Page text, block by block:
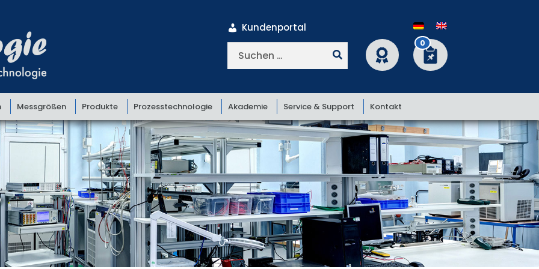
Kundenportal
Suchen
0
Messgrößen Produkte Prozesstechnologie Akademie Service & Support Kontakt